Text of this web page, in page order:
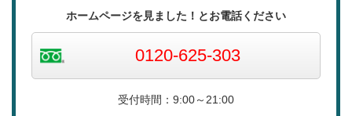
ホームページを見ました！ とお電話ください
0120-625-303
受付時間：9:00～21:00